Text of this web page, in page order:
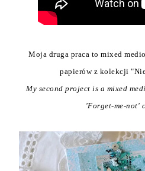
Moja druga praca to mixed
papierów z kolekcji
My second project is a mixed
'Forget-me-not'